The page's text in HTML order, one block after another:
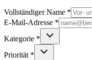
Vollständiger Name *
E-Mail-Adresse *
Kategorie *
Priorität *